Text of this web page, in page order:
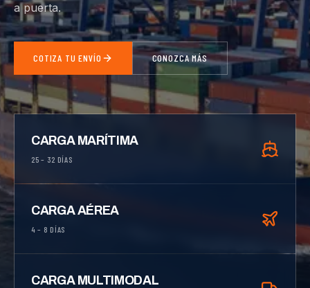
a puerta.
COTIZA TU ENVÍO CONOZCA MÁS
CARGA MARÍTIMA
25 – 32 DÍAS
CARGA AÉREA
4 – 8 DÍAS
CARGA MULTIMODAL